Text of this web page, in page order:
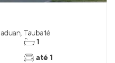
, Taubaté
1
até 1